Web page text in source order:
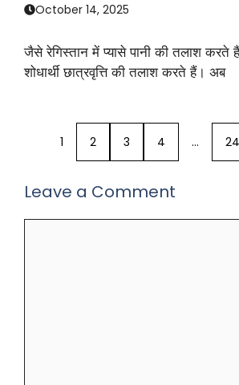
October 14, 2025
जैसे रेगिस्तान में प्यासे पानी की तलाश करते
शोधार्थी छात्रवृत्ति की तलाश करते हैं। अब
1 2 3 4 …
Leave a Comment